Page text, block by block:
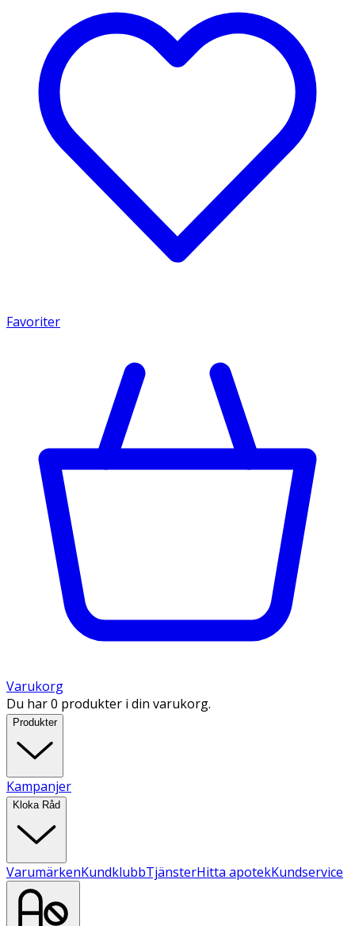
Favoriter
Varukorg
Du har 0 produkter i din varukorg.
Produkter
Kampanjer
Kloka Råd
VarumärkenKundklubbTjänsterHitta apotekKundservice